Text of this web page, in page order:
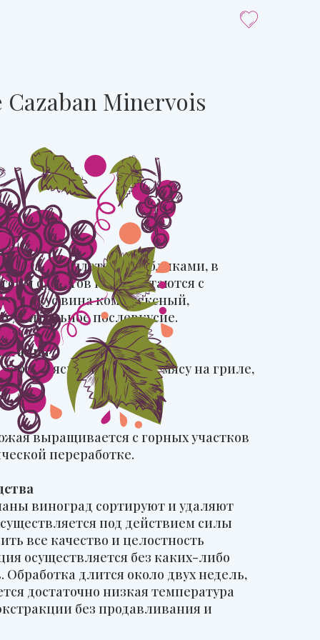
Minervois
с фиолетовыми бликами, в
и фруктов переплетаются с
Вкус вина комплексный,
послевкусие.
мясным закускам, мясу на гриле,
выращивается с горных участков
переработке.
виноград сортируют и удаляют
под действием силы
все качество и целостность
осуществляется без каких-либо
длится около двух недель,
достаточно низкая температура
без продавливания и